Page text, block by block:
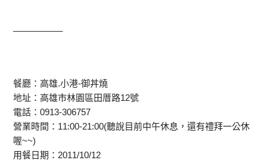
—————–
餐廳：高雄.小港-御丼燒
地址：高雄市林園區田厝路12號
電話：0913-306757
營業時間：11:00-21:00(聽說目前中午休息，還有禮拜一公休
喔~~)
用餐日期：2011/10/12